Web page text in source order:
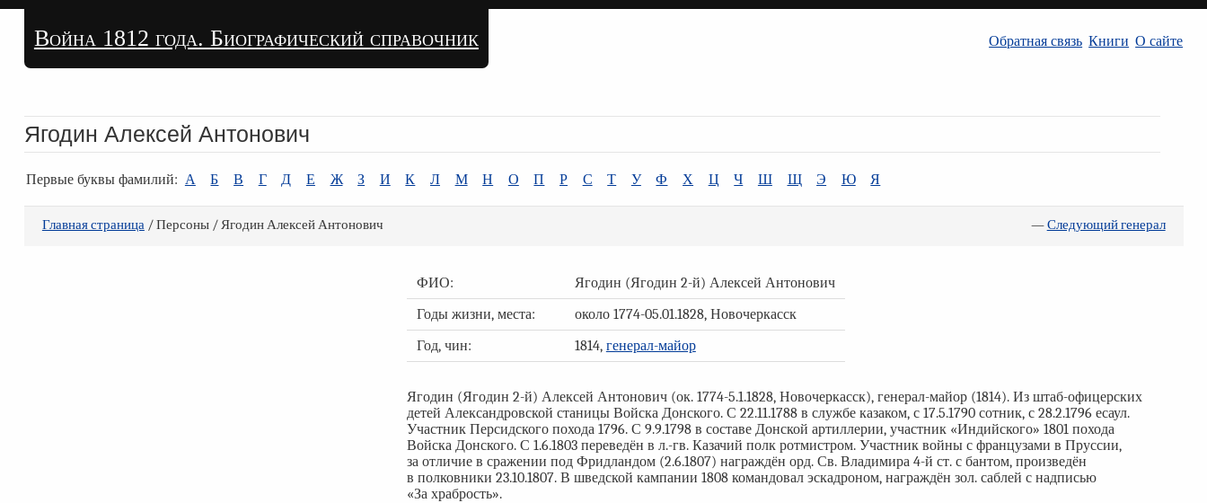
Война 1812 года. Биографический справочник Обратная связь Книги О сайте
Ягодин Алексей Антонович
Первые буквы фамилий: А Б В Г Д Е Ж З И К Л М Н О П Р С Т У Ф Х Ц Ч Ш Щ Э Ю Я
Главная страница/ Персоны / Ягодин Алексей Антонович —Следующий генерал
ФИО:
Ягодин (Ягодин 2-й) Алексей Антонович
Годы жизни, места:
около 1774-05.01.1828, Новочеркасск
Год, чин:
1814, генерал-майор
Ягодин (Ягодин 2-й) Алексей Антонович (ок. 1774-5.1.1828, Новочеркасск), генерал-майор (1814). Из штаб-офицерских
детей Александровской станицы Войска Донского. С 22.11.1788 в службе казаком, с 17.5.1790 сотник, с 28.2.1796 есаул.
Участник Персидского похода 1796. С 9.9.1798 в составе Донской артиллерии, участник «Индийского» 1801 похода
Войска Донского. С 1.6.1803 переведён в л.-гв. Казачий полк ротмистром. Участник войны с французами в Пруссии,
за отличие в сражении под Фридландом (2.6.1807) награждён орд. Св. Владимира 4-й ст. с бантом, произведён
в полковники 23.10.1807. В шведской кампании 1808 командовал эскадроном, награждён зол. саблей с надписью
«За храбрость».